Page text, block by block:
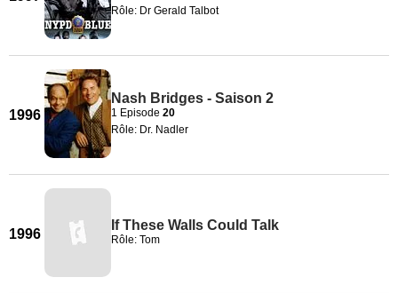
Rôle: Dr Gerald Talbot
1996
Nash Bridges - Saison 2
1 Episode 20
Rôle: Dr. Nadler
1996
If These Walls Could Talk
Rôle: Tom